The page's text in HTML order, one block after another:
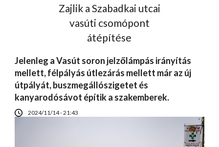
Zajlik a Szabadkai utcai
vasúti csomópont
átépítése
Jelenleg a Vasút soron jelzőlámpás irányítás
mellett, félpályás útlezárás mellett már az új
útpályát, buszmegállószigetet és
kanyarodósávot építik a szakemberek.
2024/11/14 - 21:43